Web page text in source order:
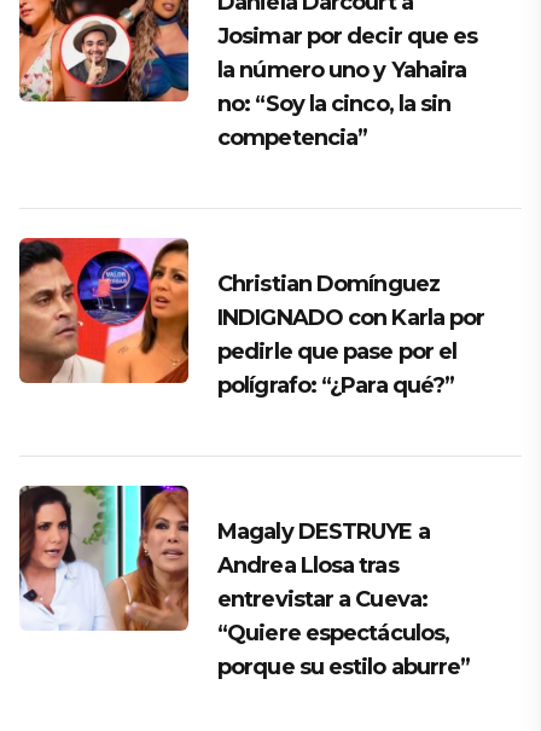
Josimar por decir que es
la número uno y Yahaira
no: “Soy la cinco, la sin
competencia”
Christian Domínguez
INDIGNADO con Karla por
pedirle que pase por el
polígrafo: “¿Para qué?”
Magaly DESTRUYE a
Andrea Llosa tras
entrevistar a Cueva:
“Quiere espectáculos,
porque su estilo aburre”